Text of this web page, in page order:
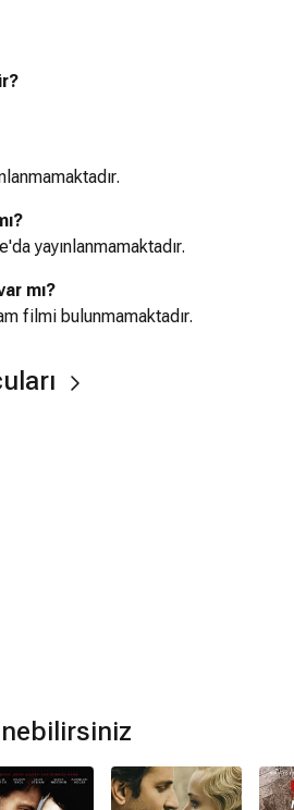
yayınlanmamaktadır.
mı?
filmi bulunmamaktadır.